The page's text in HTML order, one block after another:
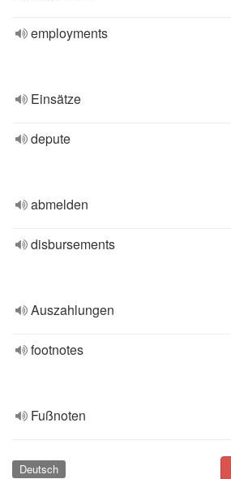
employments
Einsätze
depute
abmelden
disbursements
Auszahlungen
footnotes
Fußnoten
Deutsch